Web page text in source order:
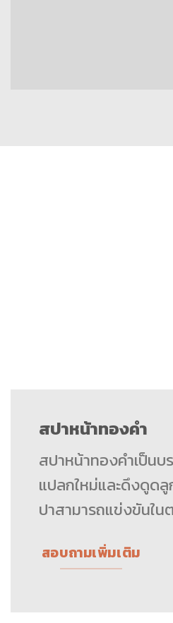
สปาหน้าทองคำ
สปาหน้าทองคำเป็นบ
แปลกใหม่และดึงดูดลู
ปาสามารถแข่งขันใน
สอบถามเพิ่มเติม